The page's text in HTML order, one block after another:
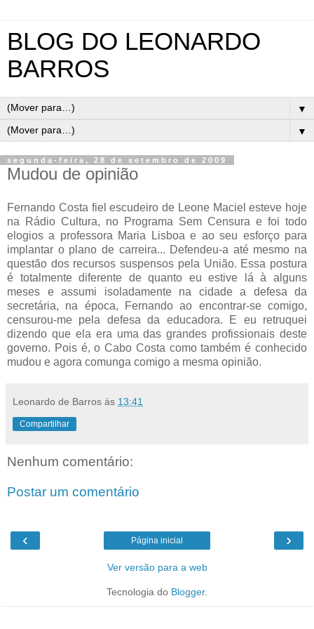
BLOG DO LEONARDO
BARROS
▼
▼
segunda-feira, 28 de setembro de 2009
Mudou de opinião
Fernando Costa fiel escudeiro de Leone Maciel esteve hoje
na Rádio Cultura, no Programa Sem Censura e foi todo
elogios a professora Maria Lisboa e ao seu esforço para
implantar o plano de carreira... Defendeu-a até mesmo na
questão dos recursos suspensos pela União. Essa postura
é totalmente diferente de quanto eu estive lá à alguns
meses e assumi isoladamente na cidade a defesa da
secretária, na época, Fernando ao encontrar-se comigo,
censurou-me pela defesa da educadora. E eu retruquei
dizendo que ela era uma das grandes profissionais deste
governo. Pois é, o Cabo Costa como também é conhecido
mudou e agora comunga comigo a mesma opinião.
Leonardo de Barros às 13:41
Compartilhar
Nenhum comentário:
Postar um comentário
‹ ›
Página inicial
Ver versão para a web
Tecnologia do Blogger.